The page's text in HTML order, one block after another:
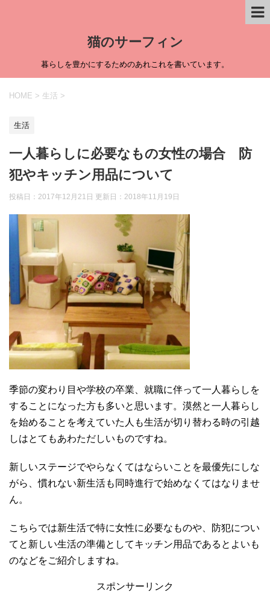
猫のサーフィン
暮らしを豊かにするためのあれこれを書いています。
HOME > 生活 >
生活
一人暮らしに必要なもの女性の場合 防
犯やキッチン用品について
投稿日：2017年12月21日 更新日： 2018年11月19日
季節の変わり目や学校の卒業、就職に伴って一人暮らしを
することになった方も多いと思います。漠然と一人暮らし
を始めることを考えていた人も生活が切り替わる時の引越
しはとてもあわただしいものですね。
新しいステージでやらなくてはならいことを最優先にしな
がら、慣れない新生活も同時進行で始めなくてはなりませ
ん。
こちらでは新生活で特に女性に必要なものや、防犯につい
てと新しい生活の準備としてキッチン用品であるとよいも
のなどをご紹介しますね。
スポンサーリンク